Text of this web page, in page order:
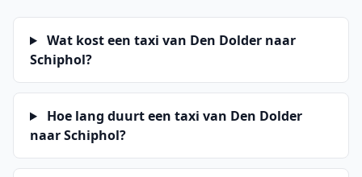
Wat kost een taxi van Den Dolder naar
Schiphol?
Hoe lang duurt een taxi van Den Dolder
naar Schiphol?